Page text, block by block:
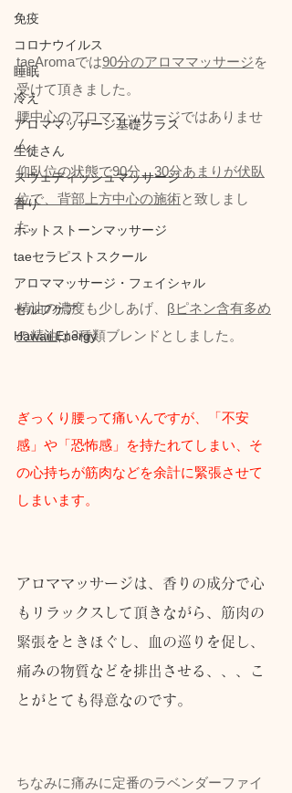
免疫
コロナウイルス
睡眠
冷え
アロママッサージ基礎クラス
生徒さん
スウェディッシュマッサージ
香り
ホットストーンマッサージ
taeセラピストスクール
アロママッサージ・フェイシャル
セルフケア
Hawaii Energy
taeAromaでは90分のアロママッサージを
受けて頂きました。
腰中心のアロママッサージではありませ
ん。
仰臥位の状態で90分、30分あまりが伏臥
位で、背部上方中心の施術と致しまし
た。
精油の濃度も少しあげ、 βピネン含有多め
の精油は3種類ブレンドとしました。
ぎっくり腰って痛いんですが、「不安
感」や「恐怖感」を持たれてしまい、そ
の心持ちが筋肉などを余計に緊張させて
しまいます。
アロママッサージは、香りの成分で心
もリラックスして頂きながら、筋肉の
緊張をときほぐし、血の巡りを促し、
痛みの物質などを排出させる、、、こ
とがとても得意なのです。
ちなみに痛みに定番のラベンダーファイ